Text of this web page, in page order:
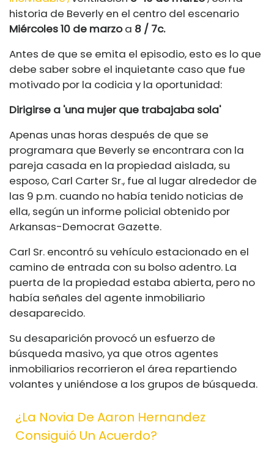
historia de Beverly en el centro del escenario
Miércoles 10 de marzoa 8 / 7c.
Antes de que se emita el episodio, esto es lo que
debe saber sobre el inquietante caso que fue
motivado por la codicia y la oportunidad:
Dirigirse a 'una mujer que trabajaba sola'
Apenas unas horas después de que se
programara que Beverly se encontrara con la
pareja casada en la propiedad aislada, su
esposo, Carl Carter Sr., fue al lugar alrededor de
las 9 p.m. cuando no había tenido noticias de
ella, según un informe policial obtenido por
Arkansas-Democrat Gazette.
Carl Sr. encontró su vehículo estacionado en el
camino de entrada con su bolso adentro. La
puerta de la propiedad estaba abierta, pero no
había señales del agente inmobiliario
desaparecido.
Su desaparición provocó un esfuerzo de
búsqueda masivo, ya que otros agentes
inmobiliarios recorrieron el área repartiendo
volantes y uniéndose a los grupos de búsqueda.
¿La Novia De Aaron Hernandez
Consiguió Un Acuerdo?